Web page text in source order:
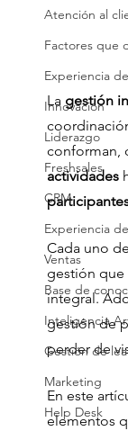
Atención al
Factores que
Experiencia
Innovación
Liderazgo
Freshsales
CRM
Experiencia
Ventas
Base de
Inteligencia
Gestión de
Marketing
Help Desk
La gestión
conforman,
actividades
Cada uno
gestión que
integral.
gestión de
perder de
En este
elementos